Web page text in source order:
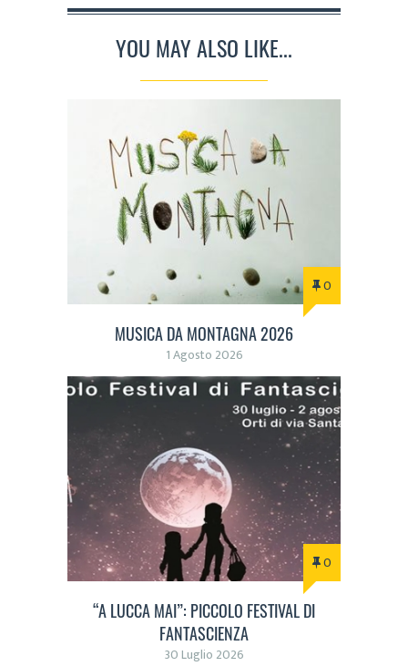
YOU MAY ALSO LIKE...
0
MUSICA DA MONTAGNA 2026
1 Agosto 2026
0
“A LUCCA MAI”: PICCOLO FESTIVAL DI
FANTASCIENZA
30 Luglio 2026